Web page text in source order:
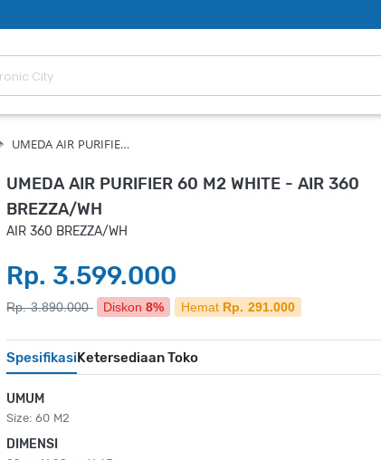
UMEDA AIR PURIFIE…
UMEDA AIR PURIFIER 60 M2 WHITE - AIR 360
BREZZA/WH
AIR 360 BREZZA/WH
Rp. 3.599.000
Rp. 3.890.000 Diskon 8% Hemat Rp. 291.000
SpesifikasiKetersediaan Toko
UMUM
Size: 60 M2
DIMENSI